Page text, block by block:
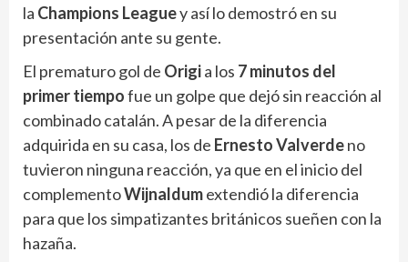
la Champions Leaguey así lo demostró en su
presentación ante su gente.
El prematuro gol de Origia los 7 minutos del
primer tiempofue un golpe que dejó sin reacción al
combinado catalán. A pesar de la diferencia
adquirida en su casa, los de Ernesto Valverdeno
tuvieron ninguna reacción, ya que en el inicio del
complementoWijnaldumextendió la diferencia
para que los simpatizantes británicos sueñen con la
hazaña.